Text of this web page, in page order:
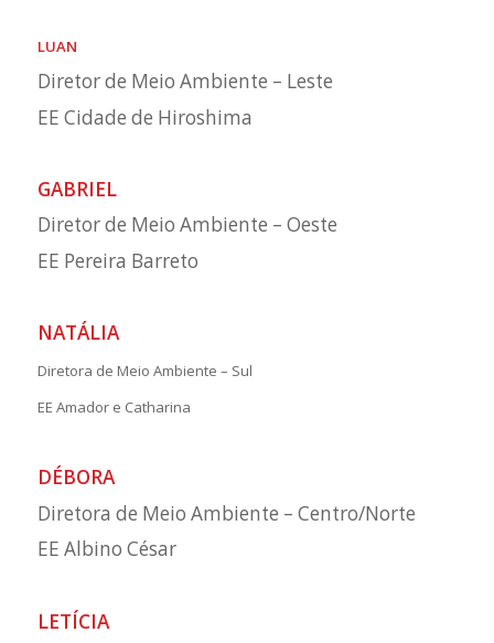
LUAN
Diretor de Meio Ambiente – Leste
EE Cidade de Hiroshima
GABRIEL
Diretor de Meio Ambiente – Oeste
EE Pereira Barreto
NATÁLIA
Diretora de Meio Ambiente – Sul
EE Amador e Catharina
DÉBORA
Diretora de Meio Ambiente – Centro/Norte
EE Albino César
LETÍCIA